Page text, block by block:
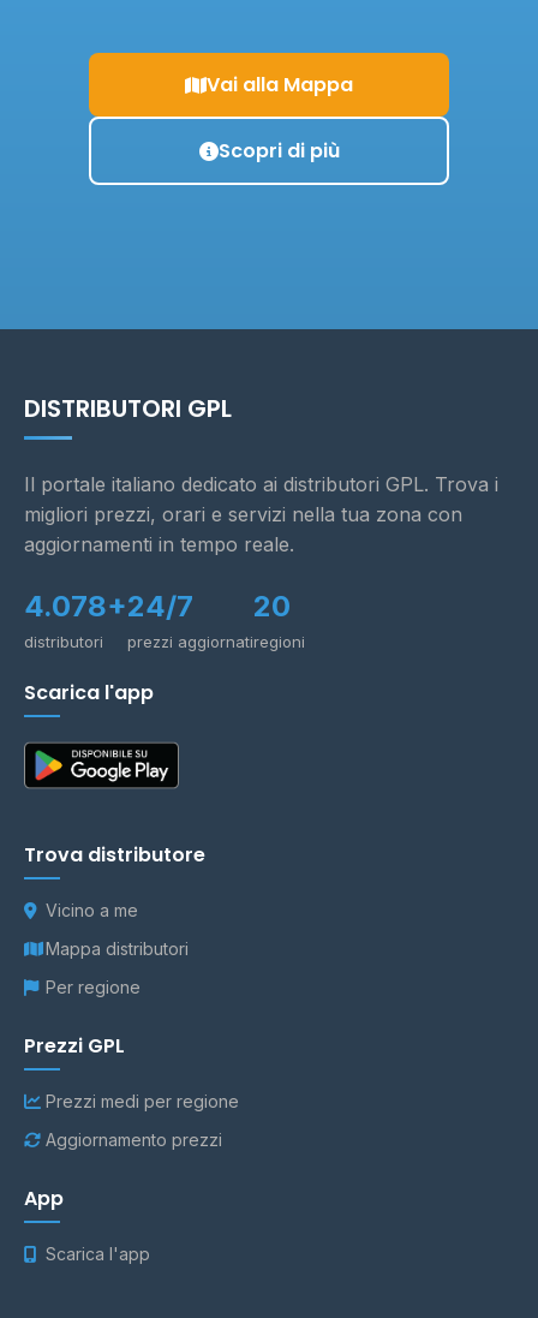
Vai alla Mappa
Scopri di più
DISTRIBUTORI GPL
Il portale italiano dedicato ai distributori GPL. Trova i
migliori prezzi, orari e servizi nella tua zona con
aggiornamenti in tempo reale.
4.078+
distributori
24/7
prezzi aggiornati
20
regioni
Scarica l'app
Trova distributore
Vicino a me
Mappa distributori
Per regione
Prezzi GPL
Prezzi medi per regione
Aggiornamento prezzi
App
Scarica l'app